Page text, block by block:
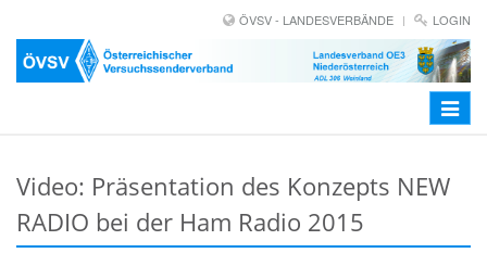
ÖVSV - LANDESVERBÄNDE LOGIN
Toggle
Video: Präsentation des Konzepts NEW
RADIO bei der Ham Radio 2015